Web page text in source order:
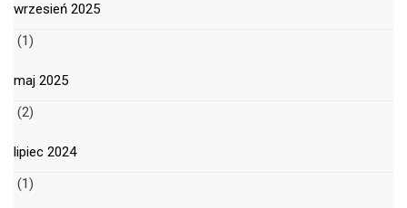
wrzesień 2025
(1)
maj 2025
(2)
lipiec 2024
(1)